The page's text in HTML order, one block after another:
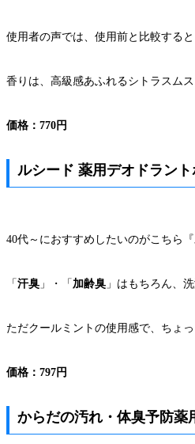
使用者の声では、使用前と比較する
香りは、高級感あふれるシトラスムス
価格：770円
ルシード 薬用デオドラン
40代～におすすめしたいのがこちら『
「 汗臭 」・「 加齢臭 」はもちろん、
ただクールミントの使用感で、ちょ
価格：797円
からだの汚れ・体臭予防薬